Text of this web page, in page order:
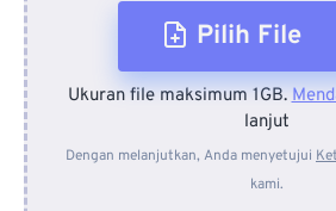
Pilih File
Dari
Dari Dropbox
Ukuran file maksimum 1GB.
lanjut
Dengan melanjutkan, Anda menyetujui
kami.